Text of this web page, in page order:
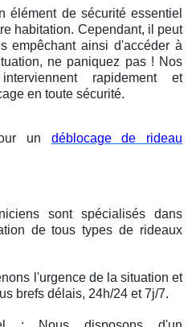
élément de sécurité essentiel
habitation. Cependant, il peut
empêchant ainsi d'accéder à
ne paniquez pas ! Nos
rapidement et
en toute sécurité.
un déblocage de rideau
sont spécialisés dans
de tous types de rideaux
l'urgence de la situation et
brefs délais, 24h/24 et 7j/7.